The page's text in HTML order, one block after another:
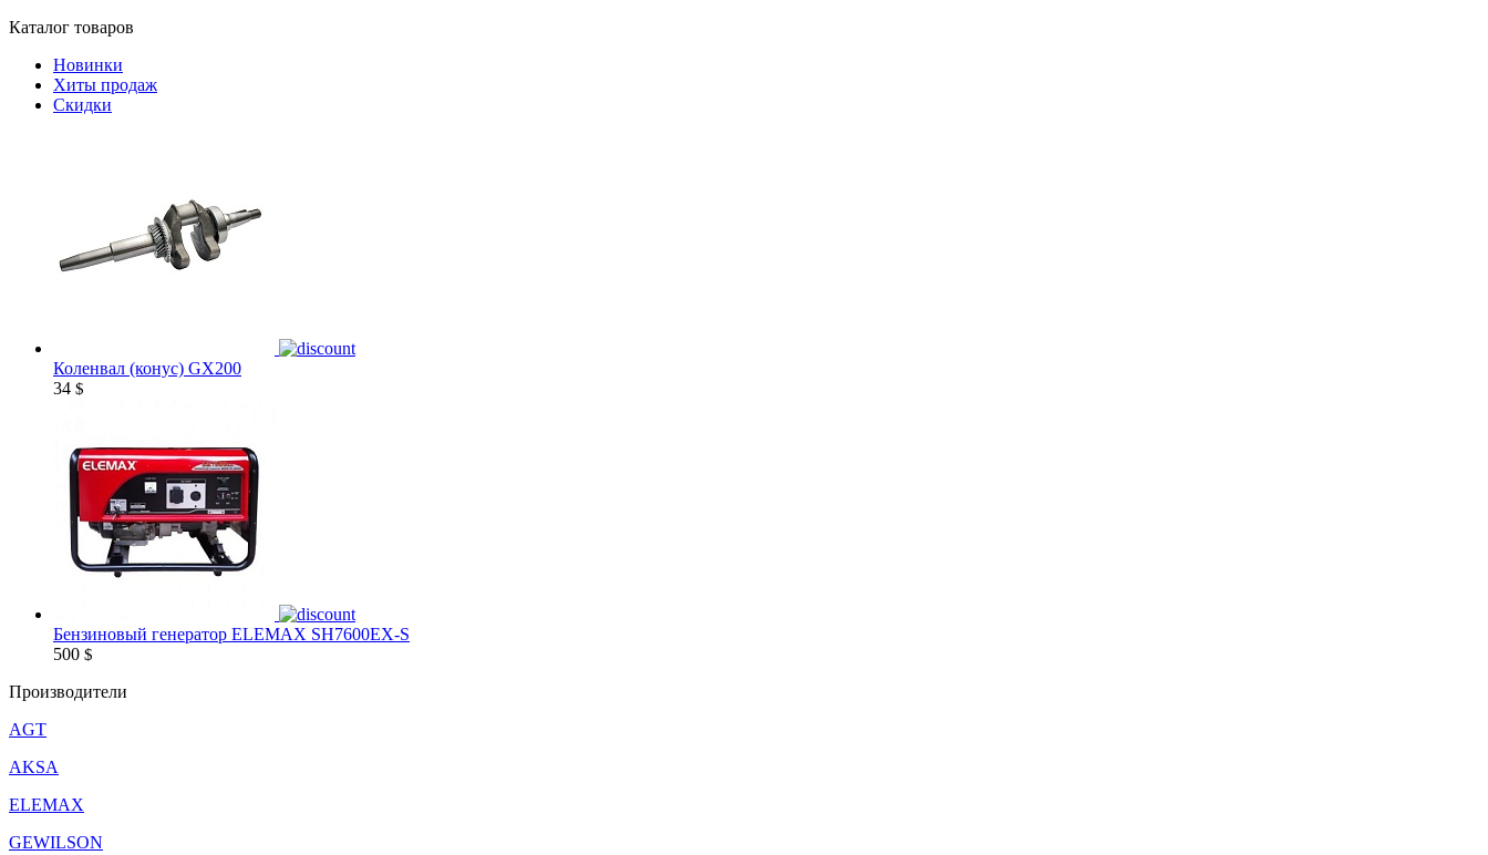
Каталог товаров
Новинки
Хиты продаж
Скидки
Коленвал (конус) GX200
34 $
Бензиновый генератор ELEMAX SH7600EX-S
500 $
Производители
AGT
AKSA
ELEMAX
GEWILSON